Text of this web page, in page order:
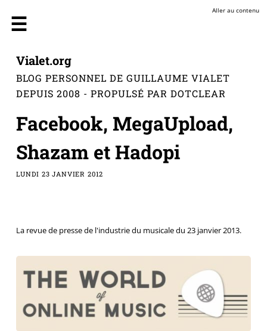
Aller au contenu
Vialet.org
BLOG PERSONNEL DE GUILLAUME VIALET
DEPUIS 2008 - PROPULSÉ PAR DOTCLEAR
Facebook, MegaUpload,
Shazam et Hadopi
LUNDI 23 JANVIER 2012
La revue de presse de l'industrie du musicale du 23 janvier 2013.